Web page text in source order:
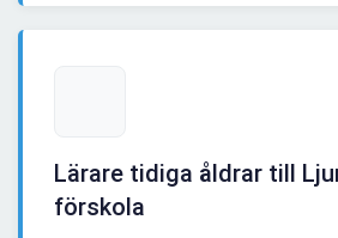
Lärare tidiga åldrar till
förskola